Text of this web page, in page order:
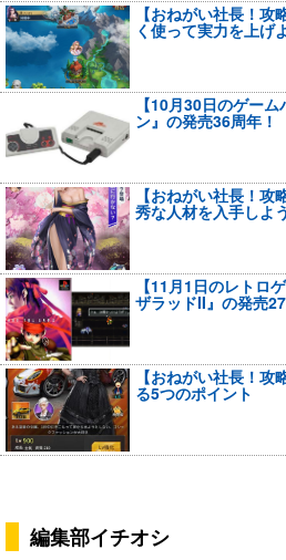
【おねがい社長！攻
く使って実力を上げ
【10月30日のゲー
ン』の発売36周年！
【おねがい社長！
秀な人材を入手しよ
【11月1日のレトロ
ザラッドII』の発売
【おねがい社長！
る5つのポイント
編集部イチオシ